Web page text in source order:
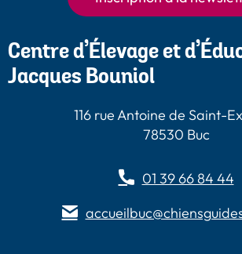
Centre d’Élevage et
Jacques Bouniol
116 rue Antoine de Saint-
78530 Buc
01 39 66 84 44